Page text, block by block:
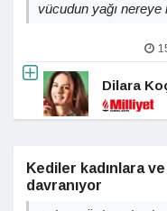
vücudun yağı
Dilara
Kediler kadınlara
davranıyor